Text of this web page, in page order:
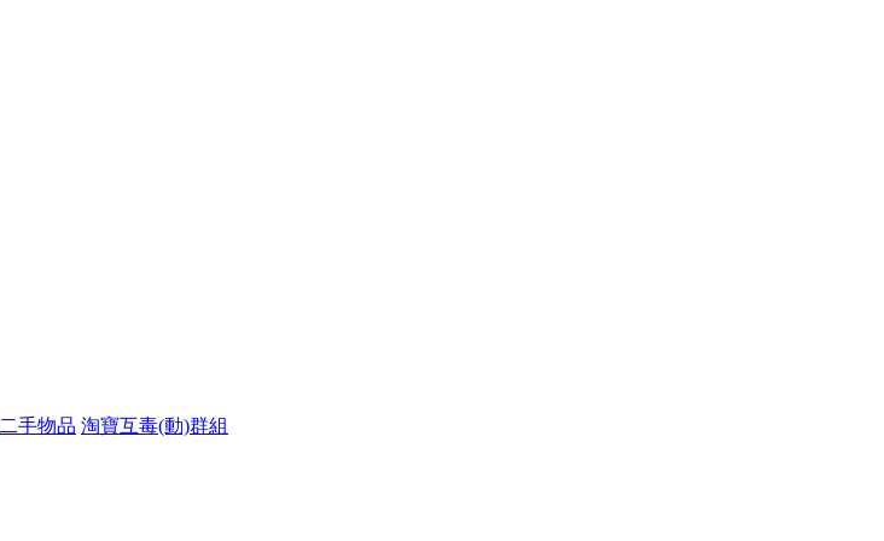
二手物品 淘寶互毒(動)群組